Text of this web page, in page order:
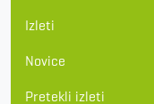
Izleti
Novice
Pretekli izleti